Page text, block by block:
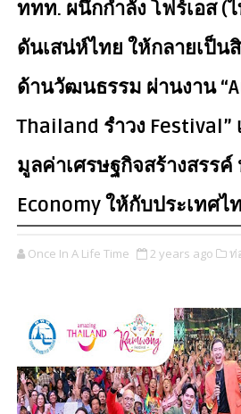
ททท. ผนึกกำลัง โฟร์เอส (
ดันเสน่ห์ไทย ให้กลายเป็น
ด้านวัฒนธรรม ผ่านงาน
Thailand รำวง Festival”
มูลค่าเศรษฐกิจสร้างสรรค์
Economy ให้กับประเทศไ
Once In A Life Time 2 years ago ท่